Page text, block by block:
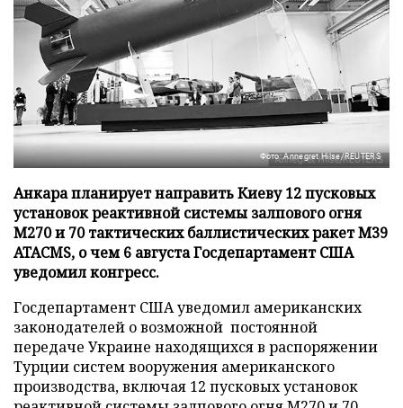
Фото: Annegret Hilse/REUTERS
Анкара планирует направить Киеву 12 пусковых
установок реактивной системы залпового огня
М270 и 70 тактических баллистических ракет М39
ATACMS, о чем 6 августа Госдепартамент США
уведомил конгресс.
Госдепартамент США уведомил американских
законодателей о возможной постоянной
передаче Украине находящихся в распоряжении
Турции систем вооружения американского
производства, включая 12 пусковых установок